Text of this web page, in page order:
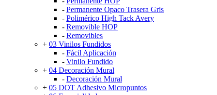
- Permanente Opaco Trasera Gris
- Polimérico High Tack Avery
- Removible HOP
- Removibles
+ 03 Vinilos Fundidos
- Fácil Aplicación
- Vinilo Fundido
+ 04 Decoración Mural
- Decoración Mural
+ 05 DOT Adhesivo Micropuntos